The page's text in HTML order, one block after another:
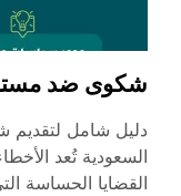
شكوى ضد
دليل شامل
السعودية تُعد
القضايا الحساسة